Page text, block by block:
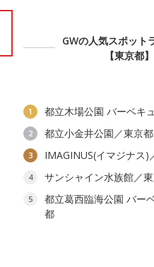
GWの人気スポット
【東京都】
1 都立木場公園 バーベキ
2 都立小金井公園／東京都
3 IMAGINUS(イマジナス)
4 サンシャイン水族館／
5
都立葛西臨海公園 バー
都